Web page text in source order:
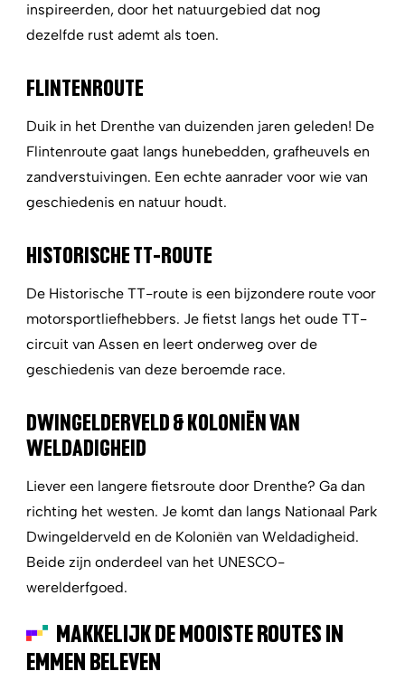
inspireerden, door het natuurgebied dat nog
dezelfde rust ademt als toen.
FLINTENROUTE
Duik in het Drenthe van duizenden jaren geleden! De
Flintenroute gaat langs hunebedden, grafheuvels en
zandverstuivingen. Een echte aanrader voor wie van
geschiedenis en natuur houdt.
HISTORISCHE TT-ROUTE
De Historische TT-route is een bijzondere route voor
motorsportliefhebbers. Je fietst langs het oude TT-
circuit van Assen en leert onderweg over de
geschiedenis van deze beroemde race.
DWINGELDERVELD & KOLONIËN VAN
WELDADIGHEID
Liever een langere fietsroute door Drenthe? Ga dan
richting het westen. Je komt dan langs Nationaal Park
Dwingelderveld en de Koloniën van Weldadigheid.
Beide zijn onderdeel van het UNESCO-
werelderfgoed.
MAKKELIJK DE MOOISTE ROUTES IN
EMMEN BELEVEN